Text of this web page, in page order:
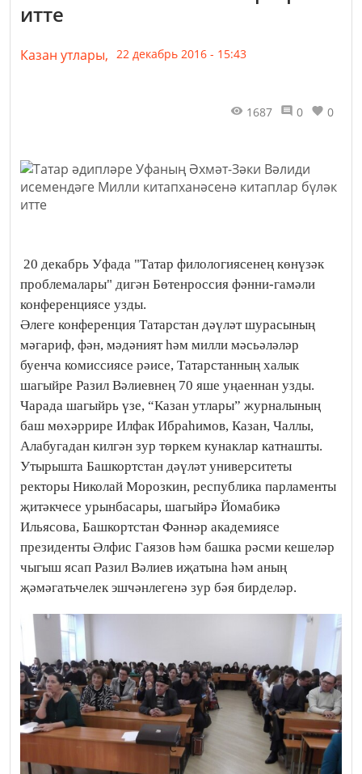
итте
Казан утлары, 22 декабрь 2016 - 15:43
1687 0 0
20 декабрь Уфада "Татар филологиясенең көнүзәк
проблемалары" дигән Бөтенроссия фәнни-гамәли
конференциясе узды.
Әлеге конференция Татарстан дәүләт шурасының
мәгариф, фән, мәдәният һәм милли мәсьәләләр
буенча комиссиясе рәисе, Татарстанның халык
шагыйре Разил Вәлиевнең 70 яше уңаеннан узды.
Чарада шагыйрь үзе, “Казан утлары” журналының
баш мөхәррире Илфак Ибраһимов, Казан, Чаллы,
Алабугадан килгән зур төркем кунаклар катнашты.
Утырышта Башкортстан дәүләт университеты
ректоры Николай Морозкин, республика парламенты
җитәкчесе урынбасары, шагыйрә Йомабикә
Ильясова, Башкортстан Фәннәр академиясе
президенты Әлфис Гаязов һәм башка рәсми кешеләр
чыгыш ясап Разил Вәлиев иҗатына һәм аның
җәмәгатьчелек эшчәнлегенә зур бәя бирделәр.